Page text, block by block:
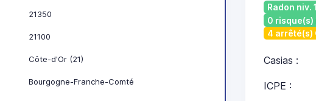
21350
21100
Côte-d'Or (21)
Bourgogne-Franche-Comté
Radon niv. 1
0 risque(s)
4 arrêté(s)
Casias :
ICPE :